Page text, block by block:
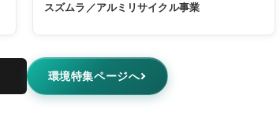
スズムラ／アルミリサイクル事業
環境特集ページへ